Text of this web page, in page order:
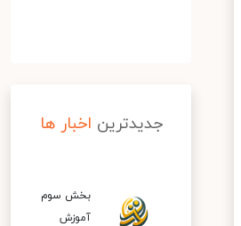
جدیدترین اخبار ها
بخش سوم
آموزش